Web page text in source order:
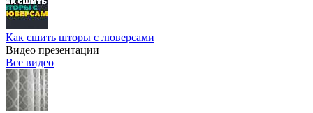
Как сшить шторы с люверсами
Видео презентации
Все видео